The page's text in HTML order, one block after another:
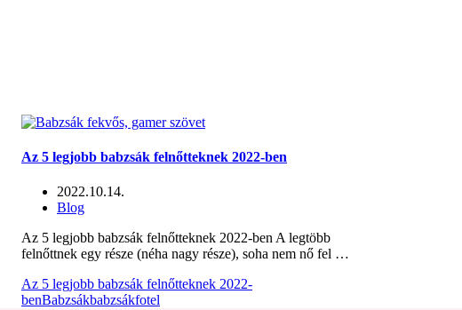
Az 5 legjobb babzsák felnőtteknek 2022-ben
2022.10.14.
Blog
Az 5 legjobb babzsák felnőtteknek 2022-ben A legtöbb
felnőttnek egy része (néha nagy része), soha nem nő fel …
Az 5 legjobb babzsák felnőtteknek 2022-
benBabzsákbabzsákfotel